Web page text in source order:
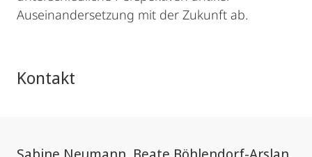
Auseinandersetzung mit der Zukunft ab.
Kontakt